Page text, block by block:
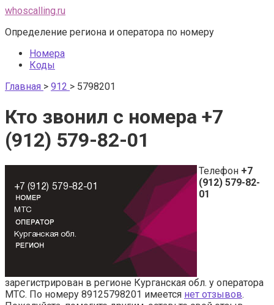
Перейти
контенту
whoscalling.ru
Определение региона и оператора по номеру
Номера
Коды
Главная > 912 > 5798201
Кто звонил с номера +7
(912) 579-82-01
Телефон +7
(912) 579-82-
01
зарегистрирован в регионе Курганская обл. у оператора
МТС. По номеру 89125798201 имеется нет отзывов.